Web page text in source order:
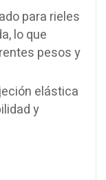
para rieles
lo que
pesos y
elástica
y